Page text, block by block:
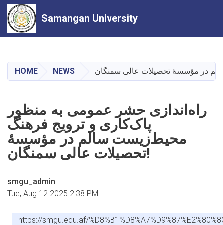
content
Samangan University
HOME NEWS
راه‌اندازی حشر عمومی به منظور
پاک‌کاری و ترویج فرهنگ
محیط‌زیست سالم در مؤسسهٔ
تحصیلات عالی سمنگان!
smgu_admin
Tue, Aug 12 2025 2:38 PM
https://smgu.edu.af/